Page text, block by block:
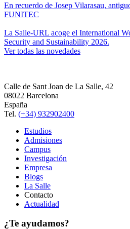
En recuerdo de Josep Vilarasau,
FUNITEC
La Salle-URL acoge el International
Security and Sustainability 2026.
Ver todas las novedades
Calle de Sant Joan de La Salle, 42
08022 Barcelona
España
Tel. (+34) 932902400
Estudios
Admisiones
Campus
Investigación
Empresa
Blogs
La Salle
Contacto
Actualidad
¿Te ayudamos?